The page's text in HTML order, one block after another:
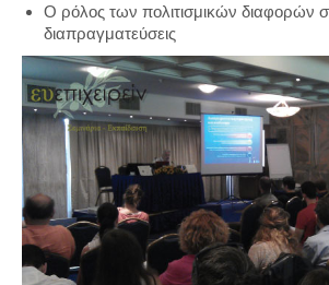
Ο ρόλος των πολιτισμικών διαφορών
διαπραγματεύσεις